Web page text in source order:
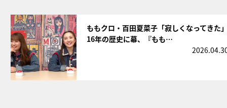
ももクロ・百田夏菜子「寂しくなってきた
16年の歴史に幕、『もも…